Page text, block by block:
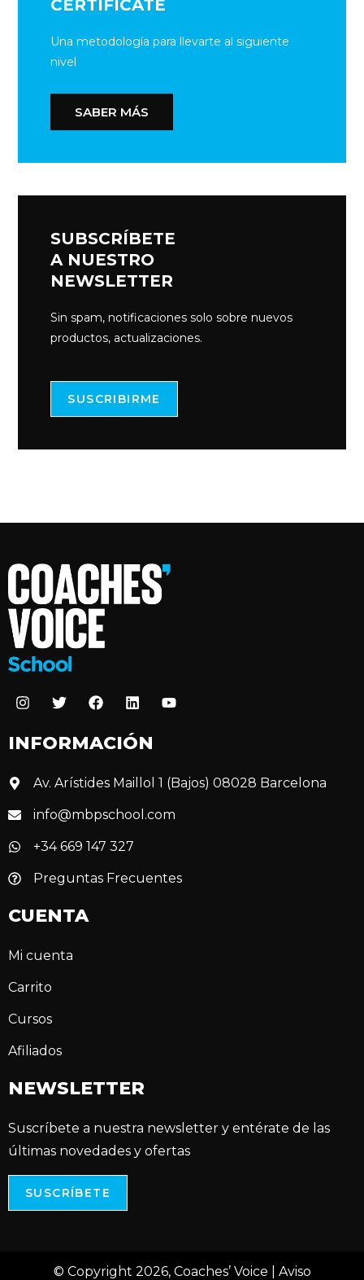
CERTIFÍCATE
Una metodología para llevarte al siguiente
nivel
SABER MÁS
SUBSCRÍBETE
A NUESTRO
NEWSLETTER
Sin spam, notificaciones solo sobre nuevos
productos, actualizaciones.
SUSCRIBIRME
INFORMACIÓN
Av. Arístides Maillol 1 (Bajos) 08028 Barcelona
info@mbpschool.com
+34 669 147 327
Preguntas Frecuentes
CUENTA
Mi cuenta
Carrito
Cursos
Afiliados
NEWSLETTER
Suscríbete a nuestra newsletter y entérate de las
últimas novedades y ofertas
SUSCRÍBETE
© Copyright 2026, Coaches’ Voice | Aviso